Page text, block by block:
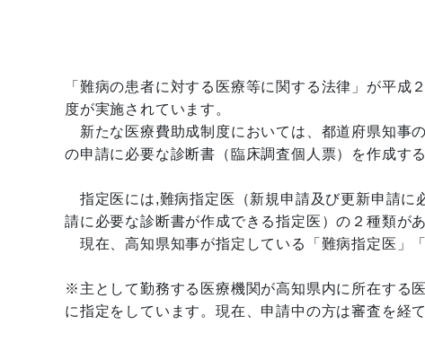
「難病の患者に対する医療等に関する法律」が平成
度が実施されています。
新たな医療費助成制度においては、都道府県知事
の申請に必要な診断書（臨床調査個人票）を作成す
指定医には,難病指定医（新規申請及び更新申請に
請に必要な診断書が作成できる指定医）の２種類があ
現在、高知県知事が指定している「難病指定医」
※主として勤務する医療機関が高知県内に所在する
に指定をしています。現在、申請中の方は審査を経